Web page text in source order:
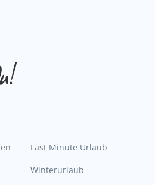
Last Minute Urlaub
Winterurlaub